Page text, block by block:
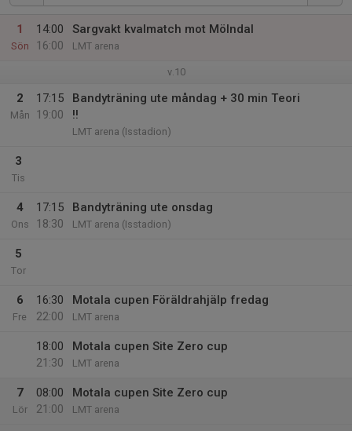
1
Sön
14:00
16:00
Sargvakt kvalmatch mot Mölndal
LMT arena
v.10
2
Mån
17:15
19:00
Bandyträning ute måndag + 30 min Teori
‼
LMT arena (Isstadion)
3
Tis
4
Ons
17:15
18:30
Bandyträning ute onsdag
LMT arena (Isstadion)
5
Tor
6
Fre
16:30
22:00
Motala cupen Föräldrahjälp fredag
LMT arena
18:00
21:30
Motala cupen Site Zero cup
LMT arena
7
Lör
08:00
21:00
Motala cupen Site Zero cup
LMT arena